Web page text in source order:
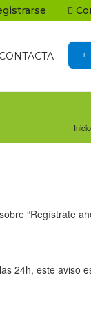
CONTACTA
Inicio
“Regístrate
24h, este aviso